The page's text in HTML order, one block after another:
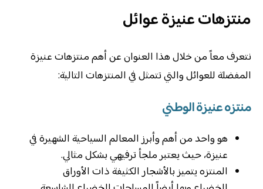
منتزهات عنيزة عوائل
نتعرف معاً من خلال هذا العنوان عن أهم منتزهات عنيزة
المفضلة للعوائل والتي تتمثل في المنتزهات التالية:
منتزه عنيزة الوطني
هو واحد من أهم وأبرز المعالم السياحية الشهيرة في
عنيزة، حيث يعتبر ملجأ ترفيهي بشكل مثالي.
المنتزه يتميز بالأشجار الكثيفة ذات الأوراق